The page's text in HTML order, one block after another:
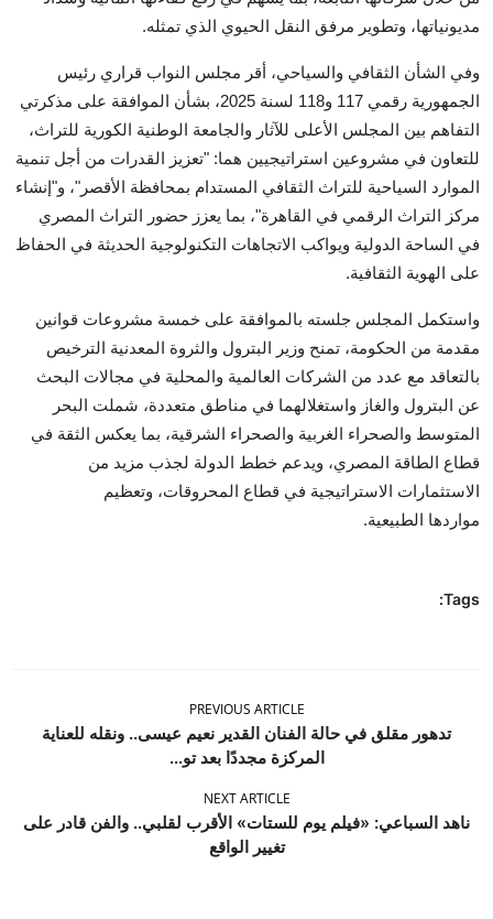
مديونياتها، وتطوير مرفق النقل الحيوي الذي تمثله.
وفي الشأن الثقافي والسياحي، أقر مجلس النواب قراري رئيس
الجمهورية رقمي 117 و118 لسنة 2025، بشأن الموافقة على مذكرتي
التفاهم بين المجلس الأعلى للآثار والجامعة الوطنية الكورية للتراث،
للتعاون في مشروعين استراتيجيين هما: "تعزيز القدرات من أجل تنمية
الموارد السياحية للتراث الثقافي المستدام بمحافظة الأقصر"، و"إنشاء
مركز التراث الرقمي في القاهرة"، بما يعزز حضور التراث المصري
في الساحة الدولية ويواكب الاتجاهات التكنولوجية الحديثة في الحفاظ
على الهوية الثقافية.
واستكمل المجلس جلسته بالموافقة على خمسة مشروعات قوانين
مقدمة من الحكومة، تمنح وزير البترول والثروة المعدنية الترخيص
بالتعاقد مع عدد من الشركات العالمية والمحلية في مجالات البحث
عن البترول والغاز واستغلالهما في مناطق متعددة، شملت البحر
المتوسط والصحراء الغربية والصحراء الشرقية، بما يعكس الثقة في
قطاع الطاقة المصري، ويدعم خطط الدولة لجذب مزيد من
الاستثمارات الاستراتيجية في قطاع المحروقات، وتعظيم
مواردها الطبيعية.
Tags:
PREVIOUS ARTICLE
تدهور مقلق في حالة الفنان القدير نعيم عيسى.. ونقله للعناية
المركزة مجددًا بعد تو...
NEXT ARTICLE
ناهد السباعي: «فيلم يوم للستات» الأقرب لقلبي.. والفن قادر على
تغيير الواقع